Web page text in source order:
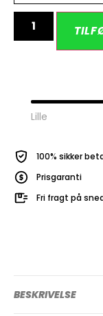
Lille
100% sikker
Prisgaranti
Fri fragt på
BESKRIVELSE